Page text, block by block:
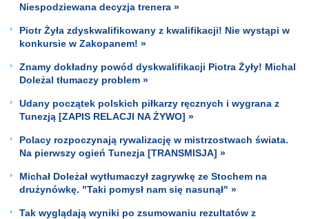
Niespodziewana decyzja trenera »
Piotr Żyła zdyskwalifikowany z kwalifikacji! Nie wystąpi w
konkursie w Zakopanem! »
Znamy dokładny powód dyskwalifikacji Piotra Żyły! Michal
Doleżal tłumaczy problem »
Udany początek polskich piłkarzy ręcznych i wygrana z
Tunezją [ZAPIS RELACJI NA ŻYWO] »
Polacy rozpoczynają rywalizację w mistrzostwach świata.
Na pierwszy ogień Tunezja [TRANSMISJA] »
Michał Doleżał wytłumaczył zagrywkę ze Stochem na
drużynówkę. "Taki pomysł nam się nasunął" »
Tak wyglądają wyniki po zsumowaniu rezultatów z